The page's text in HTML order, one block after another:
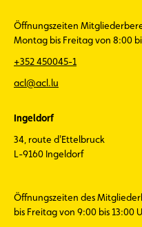
Öffnungszeiten
Montag bis Freitag von 8:00
+352 450045-1
acl@acl.lu
Ingeldorf
34, route d'Ettelbruck
L-9160 Ingeldorf
Öffnungszeiten des
bis Freitag von 9:00 bis 13:00